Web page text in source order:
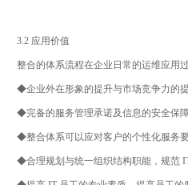
3.2 应用价值
整合的体系流程在企业日常的运维应用过
◆企业外在形象的提升与市场竞争力的提
◆完备的服务管理承诺及信息的安全保障
◆整合体系可以应对客户的个性化服务要
◆合理规划与统一组织结构职能，规范 IT